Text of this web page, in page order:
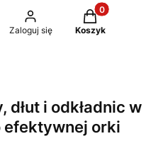
wyszukiwarkę
Zaloguj się
Produkty w
Koszyk
dłut i odkładnic w
efektywnej orki